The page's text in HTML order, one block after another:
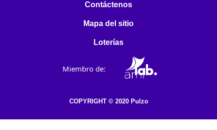
Contáctenos
Mapa del sitio
Loterías
Miembro de:
COPYRIGHT © 2020 Pulzo